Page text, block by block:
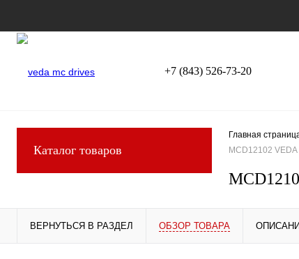
+7 (843) 526-73-20
Каталог товаров
Главная
MCD12102
ВЕРНУТЬСЯ В РАЗДЕЛ ОБЗОР ТОВАРА